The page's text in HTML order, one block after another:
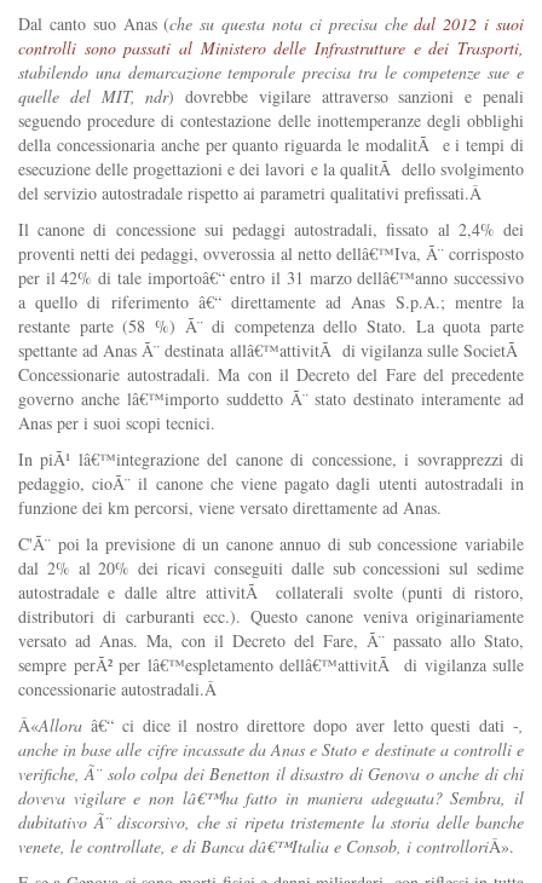
Dal canto suo Anas (che su questa nota ci precisa chedal 2012 i suoi
controlli sono passati al Ministero delle Infrastrutture e dei Trasporti,
stabilendo una demarcazione temporale precisa tra le competenze sue e
quelle del MIT, ndr) dovrebbe vigilare attraverso sanzioni e penali
seguendo procedure di contestazione delle inottemperanze degli obblighi
della concessionaria anche per quanto riguarda le modalitÃ e i tempi di
esecuzione delle progettazioni e dei lavori e la qualitÃ dello svolgimento
del servizio autostradale rispetto ai parametri qualitativi prefissati.Â
Il canone di concessione sui pedaggi autostradali, fissato al 2,4% dei
proventi netti dei pedaggi, ovverossia al netto dellâ€™Iva, Ã¨ corrisposto
per il 42% di tale importoâ€“ entro il 31 marzo dellâ€™anno successivo
a quello di riferimento â€“ direttamente ad Anas S.p.A.; mentre la
restante parte (58 %) Ã¨ di competenza dello Stato. La quota parte
spettante ad Anas Ã¨ destinata allâ€™attivitÃ di vigilanza sulle SocietÃ
Concessionarie autostradali. Ma con il Decreto del Fare del precedente
governo anche lâ€™importo suddetto Ã¨ stato destinato interamente ad
Anas per i suoi scopi tecnici.
In piÃ¹ lâ€™integrazione del canone di concessione, i sovrapprezzi di
pedaggio, cioÃ¨ il canone che viene pagato dagli utenti autostradali in
funzione dei km percorsi, viene versato direttamente ad Anas.
C'Ã¨ poi la previsione di un canone annuo di sub concessione variabile
dal 2% al 20% dei ricavi conseguiti dalle sub concessioni sul sedime
autostradale e dalle altre attivitÃ collaterali svolte (punti di ristoro,
distributori di carburanti ecc.). Questo canone veniva originariamente
versato ad Anas. Ma, con il Decreto del Fare, Ã¨ passato allo Stato,
sempre perÃ² per lâ€™espletamento dellâ€™attivitÃ di vigilanza sulle
concessionarie autostradali.Â
Â«Allora â€“ ci dice il nostro direttore dopo aver letto questi dati -
anche in base alle cifre incassate da Anas e Stato e destinate a controlli e
verifiche, Ã¨ solo colpa dei Benetton il disastro di Genova o anche di chi
doveva vigilare e non lâ€™ha fatto in maniera adeguata? Sembra, il
dubitativo Ã¨ discorsivo, che si ripeta tristemente la storia delle banche
venete, le controllate, e di Banca dâ€™Italia e Consob, i controlloriÂ».